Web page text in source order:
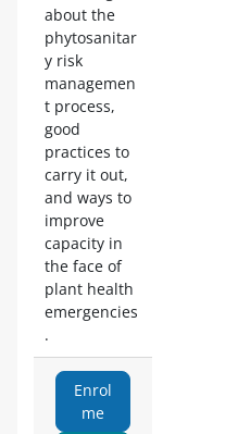
about the
phytosanitar
y risk
managemen
t process,
good
practices to
carry it out,
and ways to
improve
capacity in
the face of
plant health
emergencies
.
Enrol
me